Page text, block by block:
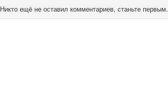
Никто ещё не оставил комментариев, станьте первым.